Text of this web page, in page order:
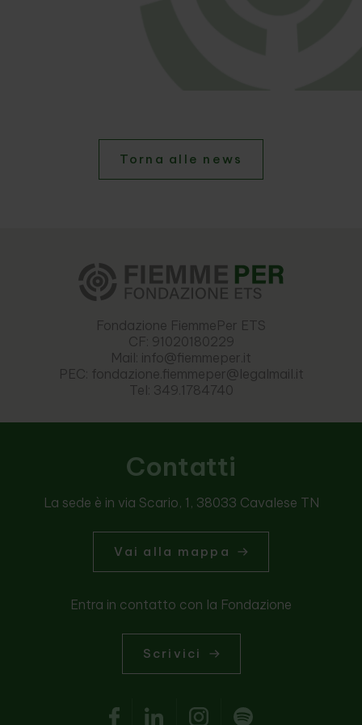
Torna alle news
Fondazione FiemmePer ETS
CF: 91020180229
Mail: info@fiemmeper.it
PEC: fondazione.fiemmeper@legalmail.it
Tel: 349.1784740
Contatti
La sede è in via Scario, 1, 38033 Cavalese TN
Vai alla mappa
Entra in contatto con la Fondazione
Scrivici